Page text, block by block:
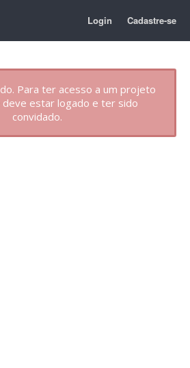
Login Cadastre-se
Para ter acesso a um projeto
deve estar logado e ter sido
convidado.